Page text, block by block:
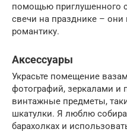
помощью приглушенного
свечи на празднике –
романтику.
Аксессуары
Украсьте помещение
фотографий, зеркалами и
винтажные предметы,
шкатулки. Я люблю
барахолках и